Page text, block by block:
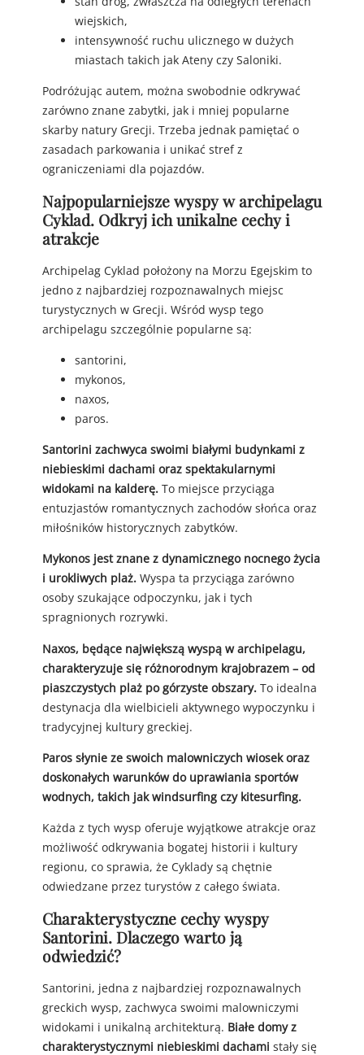
wiejskich,
intensywność ruchu ulicznego w dużych
miastach takich jak Ateny czy Saloniki.
Podróżując autem, można swobodnie odkrywać
zarówno znane zabytki, jak i mniej popularne
skarby natury Grecji. Trzeba jednak pamiętać o
zasadach parkowania i unikać stref z
ograniczeniami dla pojazdów.
Najpopularniejsze wyspy w archipelagu
Cyklad. Odkryj ich unikalne cechy i
atrakcje
Archipelag Cyklad położony na Morzu Egejskim to
jedno z najbardziej rozpoznawalnych miejsc
turystycznych w Grecji. Wśród wysp tego
archipelagu szczególnie popularne są:
santorini,
mykonos,
naxos,
paros.
Santorini zachwyca swoimi białymi budynkami z
niebieskimi dachami oraz spektakularnymi
widokami na kalderę. To miejsce przyciąga
entuzjastów romantycznych zachodów słońca oraz
miłośników historycznych zabytków.
Mykonos jest znane z dynamicznego nocnego życia
i urokliwych plaż. Wyspa ta przyciąga zarówno
osoby szukające odpoczynku, jak i tych
spragnionych rozrywki.
Naxos, będące największą wyspą w archipelagu,
charakteryzuje się różnorodnym krajobrazem – od
piaszczystych plaż po górzyste obszary. To idealna
destynacja dla wielbicieli aktywnego wypoczynku i
tradycyjnej kultury greckiej.
Paros słynie ze swoich malowniczych wiosek oraz
doskonałych warunków do uprawiania sportów
wodnych, takich jak windsurfing czy kitesurfing.
Każda z tych wysp oferuje wyjątkowe atrakcje oraz
możliwość odkrywania bogatej historii i kultury
regionu, co sprawia, że Cyklady są chętnie
odwiedzane przez turystów z całego świata.
Charakterystyczne cechy wyspy
Santorini. Dlaczego warto ją
odwiedzić?
Santorini, jedna z najbardziej rozpoznawalnych
greckich wysp, zachwyca swoimi malowniczymi
widokami i unikalną architekturą. Białe domy z
charakterystycznymi niebieskimi dachami stały się